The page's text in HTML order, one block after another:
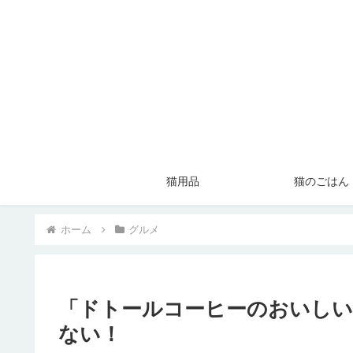
猫用品 猫のごはん
ホーム グルメ
「ドトールコーヒーのおいし
ない！